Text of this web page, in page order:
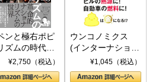
ンと極右ポピ
ズムの時代：
ヌス〉の二つ
¥2,750（税込）
ウンコノミクス
(インターナショナ
ル新書)¥1,045（税込）